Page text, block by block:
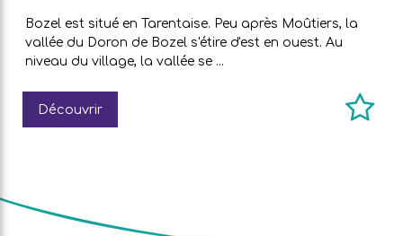
Bozel est situé en Tarentaise. Peu après Moûtiers, la
vallée du Doron de Bozel s'étire d'est en ouest. Au
niveau du village, la vallée se ...
Découvrir